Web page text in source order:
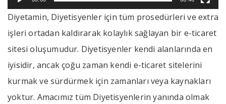
Diyetamin, Diyetisyenler için tüm prosedürleri ve extra
işleri ortadan kaldırarak kolaylık sağlayan bir e-ticaret
sitesi oluşumudur. Diyetisyenler kendi alanlarında en
iyisidir, ancak çoğu zaman kendi e-ticaret sitelerini
kurmak ve sürdürmek için zamanları veya kaynakları
yoktur. Amacımız tüm Diyetisyenlerin yanında olmak